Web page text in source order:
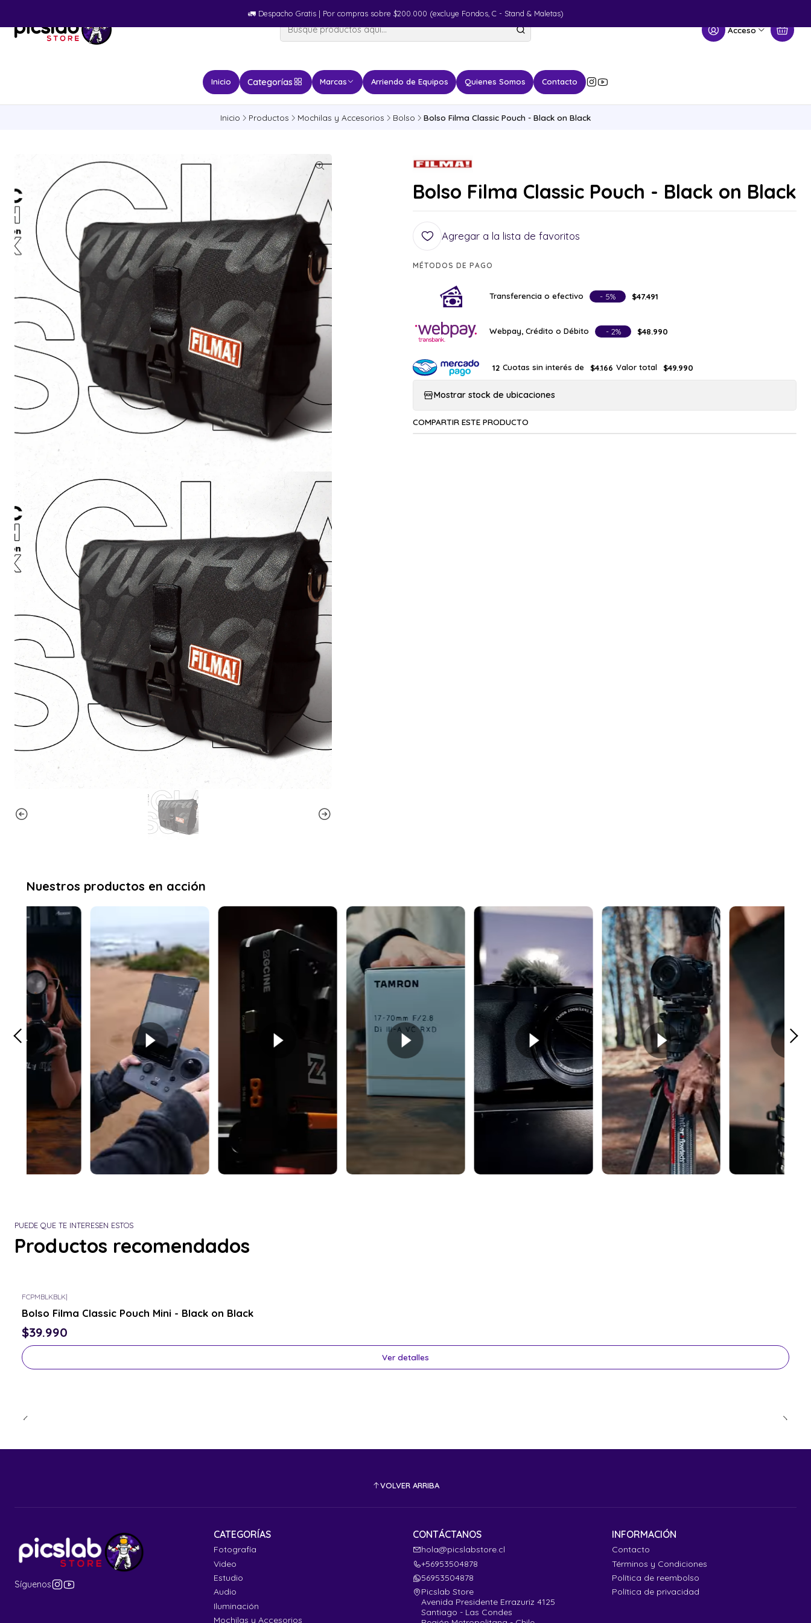
Acceso
Inicio Categorías Marcas Arriendo de Equipos Quienes Somos Contacto
🚛​ Despacho Gratis | Por compras sobre $200.000 (excluye Fondos, C - Stand & Maletas)
Inicio Productos Mochilas y Accesorios Bolso Bolso Filma Classic Pouch - Black on Black
Bolso Filma Classic Pouch - Black on Black
Agregar a la lista de favoritos
MÉTODOS DE PAGO
Transferencia o efectivo - 5% $47.491
Webpay, Crédito o Débito - 2% $48.990
12 Cuotas sin interés de $4.166 Valor total $49.990
Mostrar stock de ubicaciones
COMPARTIR ESTE PRODUCTO
PUEDE QUE TE INTERESEN ESTOS
Productos recomendados
FCPMBLKBLK|
Bolso Filma Classic Pouch Mini - Black on Black
$39.990
Ver detalles
VOLVER ARRIBA
Síguenos
CATEGORÍAS
Fotografía
Video
Estudio
Audio
Iluminación
Mochilas y Accesorios
CONTÁCTANOS
hola@picslabstore.cl
+56953504878
56953504878
Picslab Store
Avenida Presidente Errazuriz 4125
Santiago - Las Condes
INFORMACIÓN
Contacto
Términos y Condiciones
Política de reembolso
Política de privacidad